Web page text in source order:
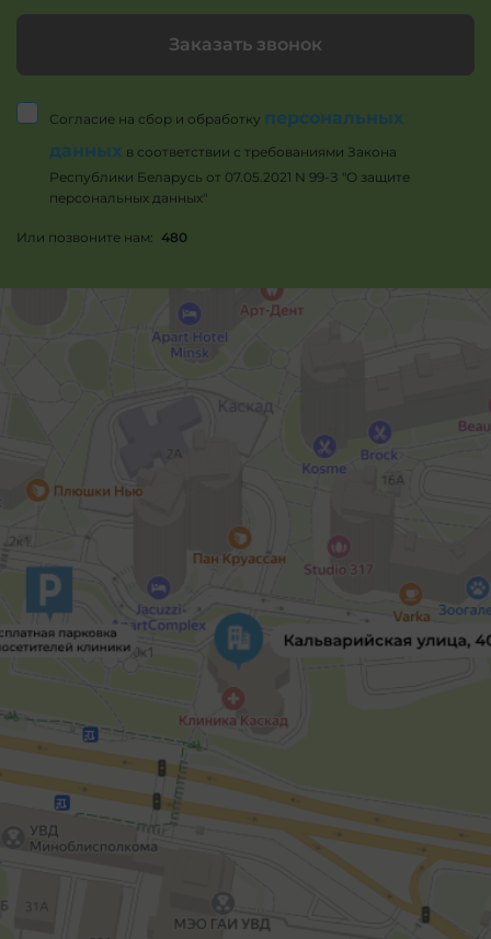
Заказать звонок
Или позвоните нам: 480
Согласие на сбор и обработку персональных
данных в соответствии с требованиями Закона
Республики Беларусь от 07.05.2021 N 99-З "О защите
персональных данных"